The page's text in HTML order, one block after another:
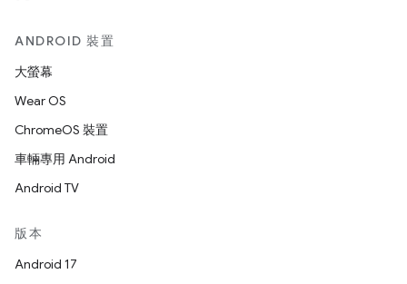
ANDROID 裝置
大螢幕
Wear OS
ChromeOS 裝置
車輛專用 Android
Android TV
版本
Android 17